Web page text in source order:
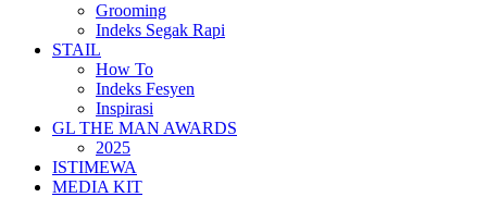
Grooming
Indeks Segak Rapi
STAIL
How To
Indeks Fesyen
Inspirasi
GL THE MAN AWARDS
2025
ISTIMEWA
MEDIA KIT